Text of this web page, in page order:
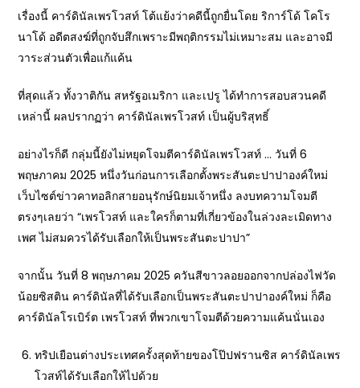
เรื่องนี้ คาร์ดินัลเพรโวสท์ โต้แย้งว่าคดีนี้ถูกยื่นโดย ริการ์โด้ โคโร
นาโด้ อดีตสงฆ์ที่ถูกจับสึกเพราะมีพฤติกรรมไม่เหมาะสม และอาจมี
วาระส่วนตัวเพื่อแก้แค้น
ที่สุดแล้ว ทั้งวาติกัน สหรัฐอเมริกา และเปรู ได้ทำการสอบสวนคดี
เหล่านี้ ผลปรากฏว่า คาร์ดินัลเพรโวสท์ เป็นผู้บริสุทธิ์
อย่างไรก็ดี กลุ่มนี้ยังไม่หยุดโจมตีคาร์ดินัลเพรโวสท์ … วันที่ 6
พฤษภาคม 2025 หนึ่งวันก่อนการเลือกตั้งพระสันตะปาปาองค์ใหม่
เว็บไซต์ข่าวคาทอลิกสายอนุรักษ์นิยมเจ้าหนึ่ง ลงบทความโจมตี
ตรงๆเลยว่า “เพรโวสท์ และใครก็ตามที่เกี่ยวข้องในล่วงละเมิดทาง
เพศ ไม่สมควรได้รับเลือกให้เป็นพระสันตะปาปา”
จากนั้น วันที่ 8 พฤษภาคม 2025 ควันสีขาวลอยออกจากปล่องไฟวัด
น้อยซิสติน คาร์ดินัลที่ได้รับเลือกเป็นพระสันตะปาปาองค์ใหม่ ก็คือ
คาร์ดินัลโรเบิร์ต เพรโวสท์ ที่พวกเขาโจมตีด้วยความแค้นนั่นเอง
ทริปเยือนต่างประเทศครั้งสุดท้ายของโป๊ปฟรานซิส คาร์ดินัลเพร
โวสท์ได้รับเลือกให้ไปด้วย